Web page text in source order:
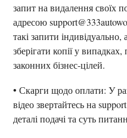
запит на видалення своїх
адресою
такі запити
зберігати копії у
законних бізнес-цілей.
• Скарги щодо оплати: У
відео звертайтесь на
деталі подачі та суть